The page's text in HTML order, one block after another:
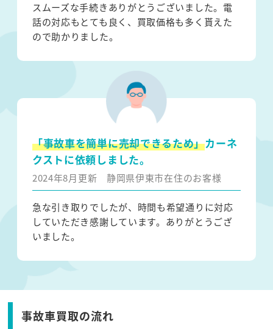
スムーズな手続きありがとうございました。電
話の対応もとても良く、買取価格も多く貰えた
ので助かりました。
「事故車を簡単に売却できるため」カーネ
クストに依頼しました。
2024年8月更新 静岡県伊東市在住のお客様
急な引き取りでしたが、時間も希望通りに対応
していただき感謝しています。ありがとうござ
いました。
事故車買取の流れ